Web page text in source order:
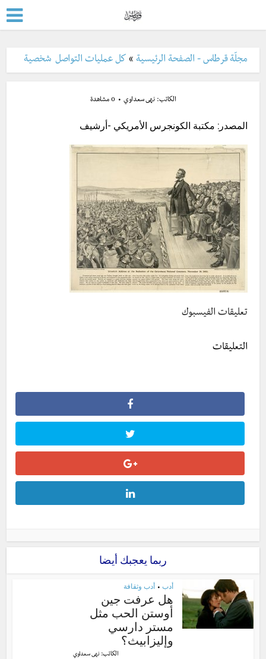
مجلّة قرطاس - الصفحة الرئيسية » كل عمليات التواصل شخصية
الكاتب:نهى سعداوي 0 مشاهدة
المصدر: مكتبة الكونجرس الأمريكي -أرشيف
تعليقات الفيسبوك
التعليقات
ربما يعجبك أيضا
أدب • أدب وثقافة
هل عرفت جين
أوستن الحب مثل
مستر دارسي
وإليزابيث؟
الكاتب: نهى سعداوي